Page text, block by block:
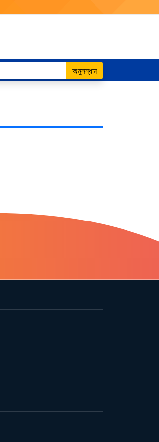
অনুসন্ধান